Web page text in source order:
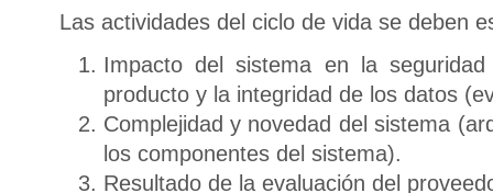
Las actividades del ciclo de vida se deben
Impacto del sistema en la
producto y la integridad de los datos
Complejidad y novedad del sistema
los componentes del sistema).
Resultado de la evaluación del